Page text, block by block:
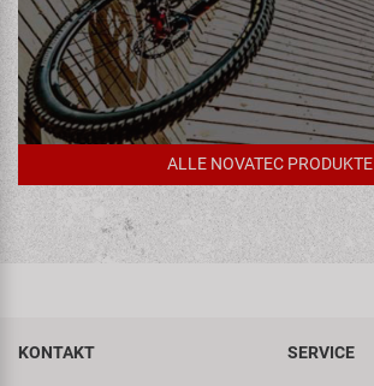
ALLE NOVATEC PRODUKTE
KONTAKT SERVICE